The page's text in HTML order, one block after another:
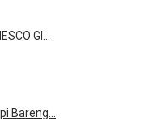
Gl…
Bareng…